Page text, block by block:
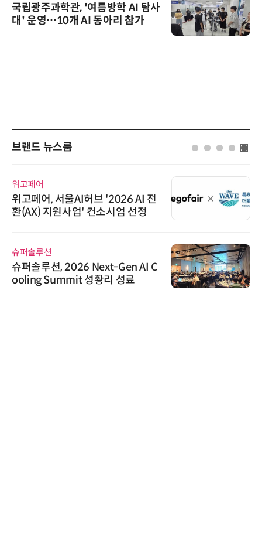
국립광주과학관, '여름방학 AI 탐사
대' 운영…10개 AI 동아리 참가
브랜드 뉴스룸
위고페어
위고페어, 서울AI허브 '2026 AI 전
환(AX) 지원사업' 컨소시엄 선정
슈퍼솔루션
슈퍼솔루션, 2026 Next-Gen AI C
ooling Summit 성황리 성료